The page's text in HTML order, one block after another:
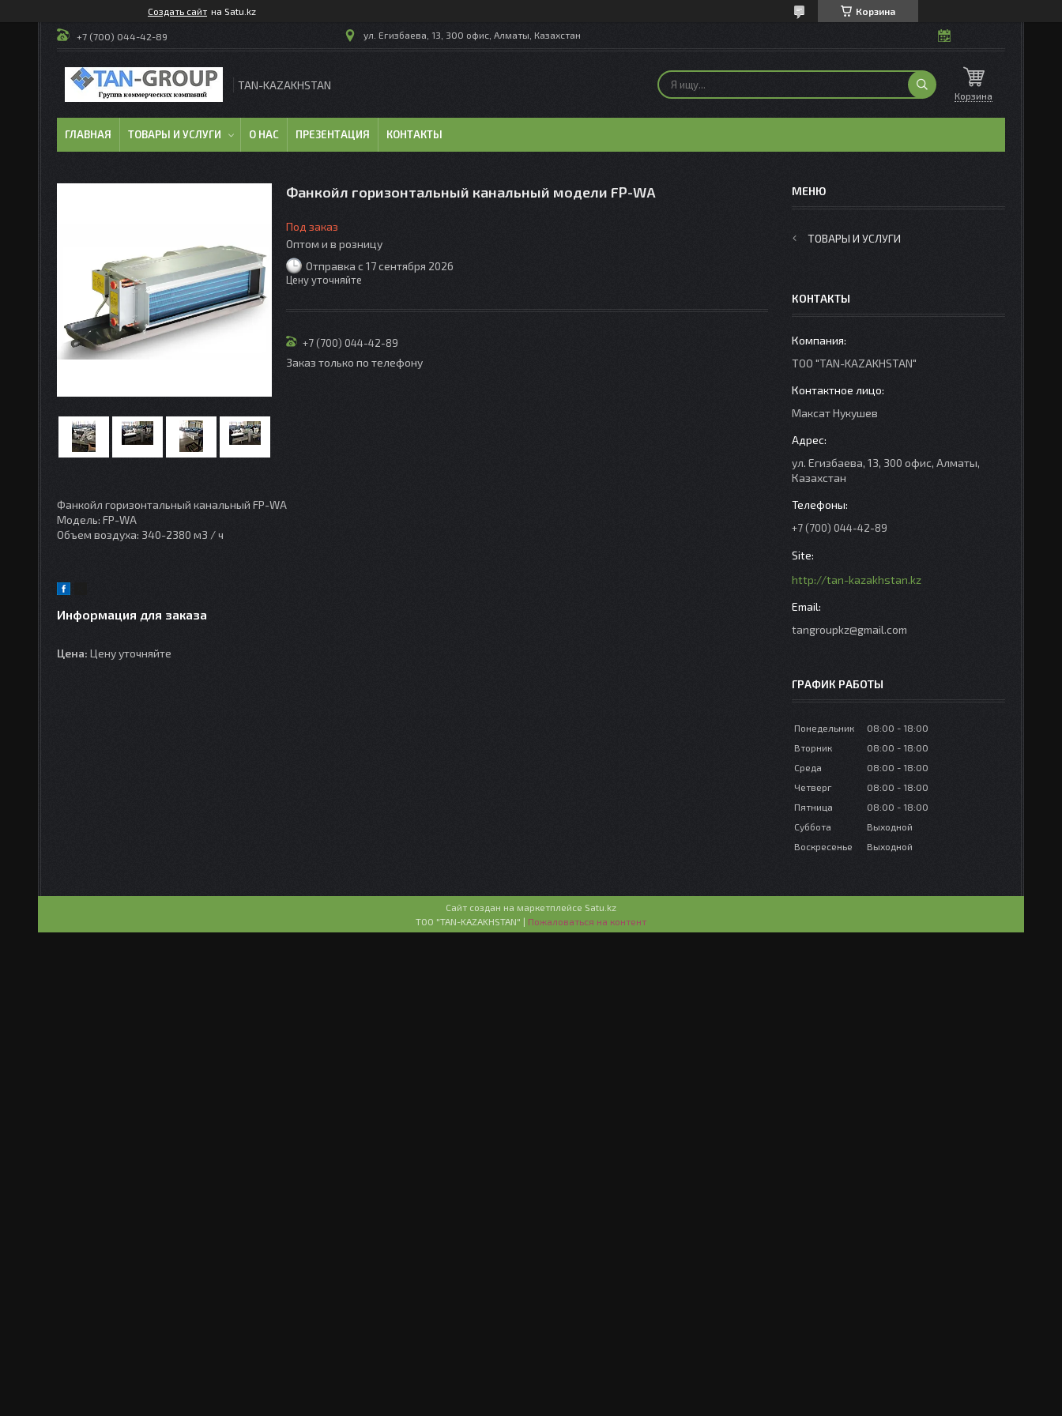
Создать сайт на Satu.kz Корзина
+7 (700) 044-42-89 ул. Егизбаева, 13, 300 офис, Алматы, Казахстан
TAN-KAZAKHSTAN
Корзина
ГЛАВНАЯ ТОВАРЫ И УСЛУГИ О НАС ПРЕЗЕНТАЦИЯ КОНТАКТЫ
Фанкойл горизонтальный канальный модели FP-WA
Под заказ
Оптом и в розницу
Отправка с 17 сентября 2026
Цену уточняйте
+7 (700) 044-42-89
Заказ только по телефону
Фанкойл горизонтальный канальный FP-WA
Модель: FP-WA
Объем воздуха: 340-2380 м3 / ч
Информация для заказа
Цена: Цену уточняйте
ТОВАРЫ И УСЛУГИ
КОНТАКТЫ
ТОО "TAN-KAZAKHSTAN"
Максат Нукушев
ул. Егизбаева, 13, 300 офис, Алматы,
Казахстан
+7 (700) 044-42-89
http://tan-kazakhstan.kz
tangroupkz@gmail.com
ГРАФИК РАБОТЫ
Понедельник 08:00
18:00
Вторник
08:00
18:00
Среда
08:00
18:00
Четверг
08:00
18:00
Пятница
08:00
18:00
Суббота
Выходной
Воскресенье
Выходной
Сайт создан на маркетплейсе Satu.kz
ТОО "TAN-KAZAKHSTAN" | Пожаловаться на контент